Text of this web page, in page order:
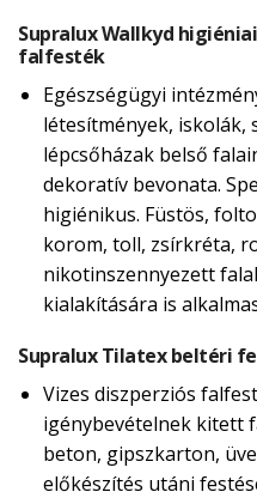
Supralux Wallkyd
falfesték
Egészségügyi
létesítmények, iskolák,
lépcsőházak belső
dekoratív bevonata.
higiénikus. Füstös,
korom, toll, zsírkréta,
nikotinszennyezett
kialakítására is
Supralux Tilatex beltéri
Vizes diszperziós
igénybevételnek kitett
beton, gipszkarton,
előkészítés utáni